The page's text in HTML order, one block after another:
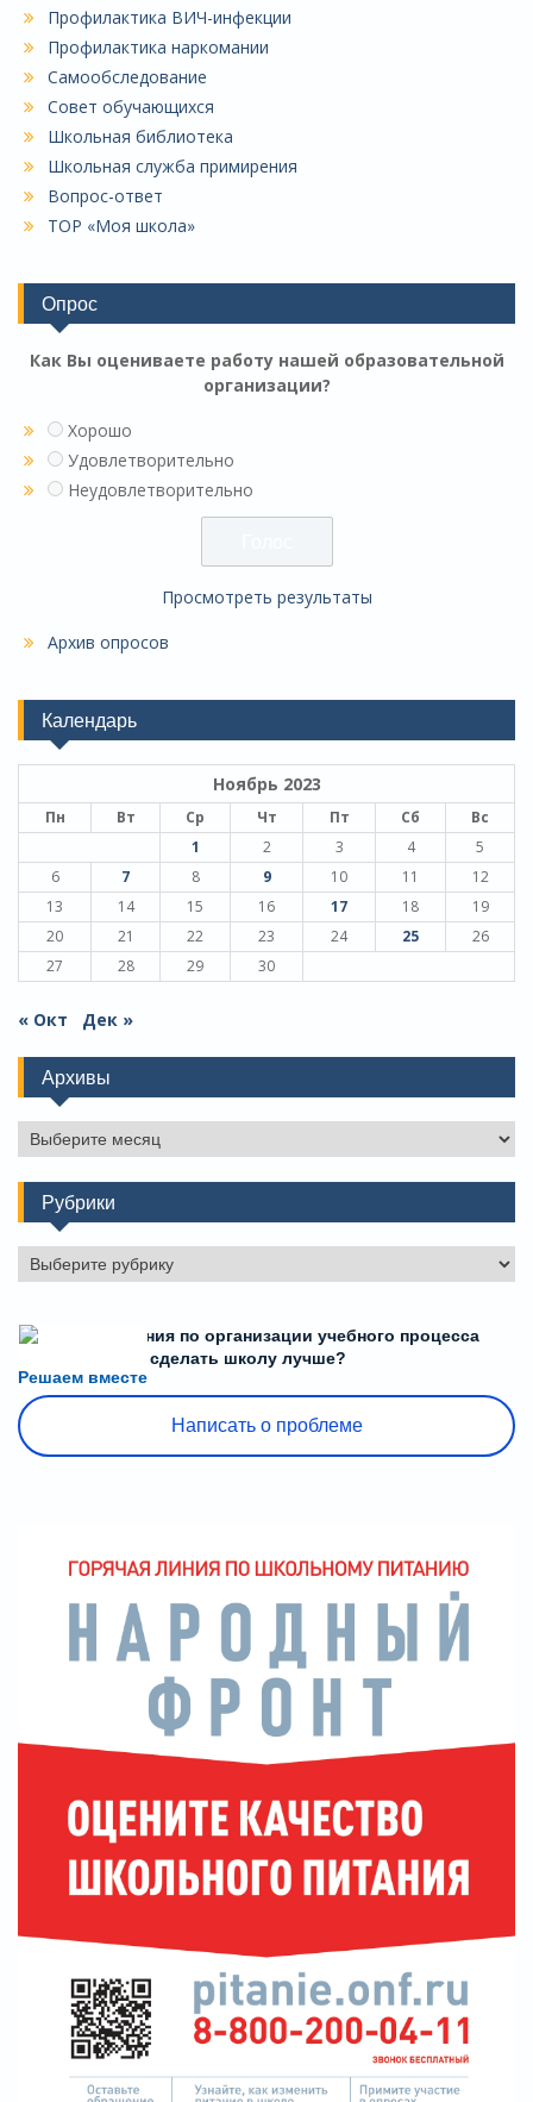
Профилактика ВИЧ-инфекции
Профилактика наркомании
Самообследование
Совет обучающихся
Школьная библиотека
Школьная служба примирения
Вопрос-ответ
ТОР «Моя школа»
Опрос
Как Вы оцениваете работу нашей образовательной
организации?
Хорошо
Удовлетворительно
Неудовлетворительно
Просмотреть результаты
Архив опросов
Календарь
Ноябрь 2023
Пн Вт Ср Чт Пт Сб
Вс
1
2 3 4
5
6
7 8 9 10 11
12
13
14 15 16 17 18
19
20
21 22 23 24 25
26
27
28 29 30
« Окт Дек »
Архивы
Архивы
Рубрики
Рубрики
Решаем вместе
Есть предложения по организации учебного процесса
или знаете, как сделать школу лучше?
Написать о проблеме